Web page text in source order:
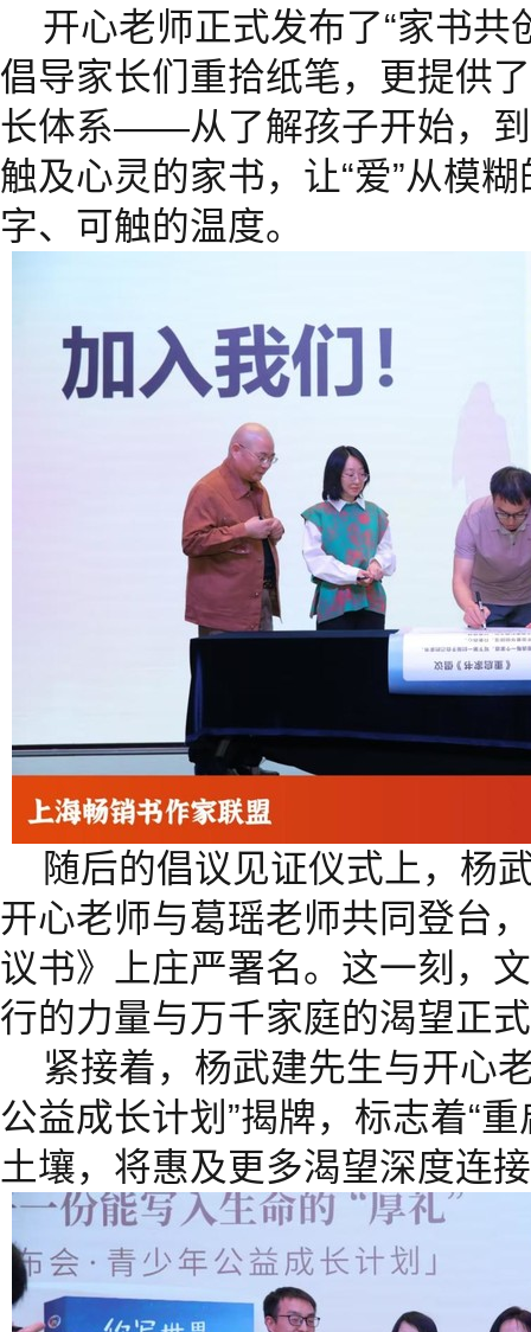
开心老师正式发布了“家书共
倡导家长们重拾纸笔，更提供
长体系——从了解孩子开始，
触及心灵的家书，让“爱”从模
字、可触的温度。
随后的倡议见证仪式上，杨
开心老师与葛瑶老师共同登台
议书》上庄严署名。这一刻，
行的力量与万千家庭的渴望正
紧接着，杨武建先生与开心
公益成长计划”揭牌，标志着“
土壤，将惠及更多渴望深度连